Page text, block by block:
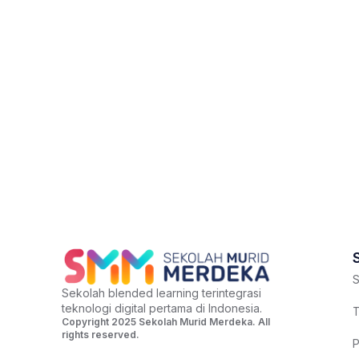
Sekolah blended learning terintegrasi
teknologi digital pertama di Indonesia.
Copyright 2025 Sekolah Murid Merdeka. All
rights reserved.